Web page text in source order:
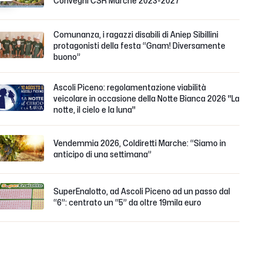
Comunanza, i ragazzi disabili di Aniep Sibillini
protagonisti della festa “Gnam! Diversamente
buono”
Ascoli Piceno: regolamentazione viabilità
veicolare in occasione della Notte Bianca 2026 "La
notte, il cielo e la luna"
Vendemmia 2026, Coldiretti Marche: “Siamo in
anticipo di una settimana”
SuperEnalotto, ad Ascoli Piceno ad un passo dal
“6”: centrato un “5” da oltre 19mila euro